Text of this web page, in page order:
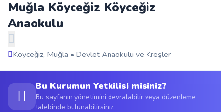
Okullar
Duyurular
Muğla Köyceğiz Köyceğiz
Anaokulu
Köyceğiz, Muğla • Devlet Anaokulu ve Kreşler
Bu Kurumun Yetkilisi misiniz?
Bu sayfanın yönetimini devralabilir veya düzenleme
talebinde bulunabilirsiniz.